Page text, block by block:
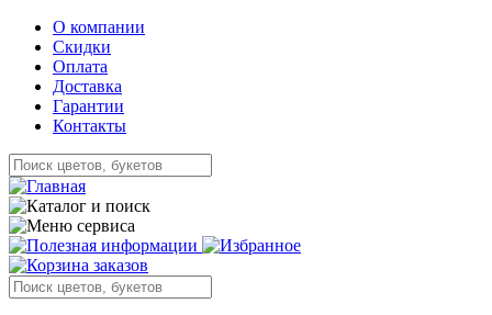
О компании
Скидки
Оплата
Доставка
Гарантии
Контакты